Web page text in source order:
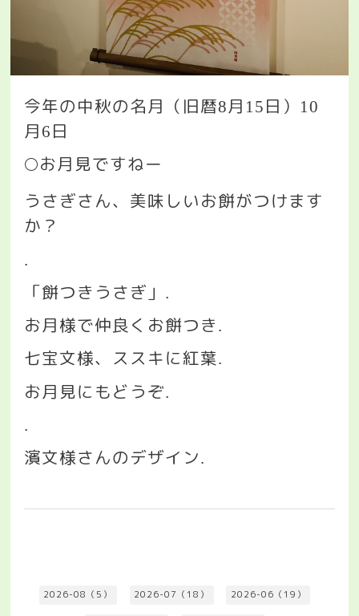
今年の中秋の名月（旧暦8月 15 日） 10
月 6 日
🌕お月見ですねー
うさぎさん、美味しいお餅がつけます
か？
.
「餅つきうさぎ」 .
お月様で仲良くお餅つき.
七宝文様、ススキに紅葉.
お月見にもどうぞ.
.
濱文様さんのデザイン.
2026-08（5） 2026-07（18） 2026-06（19）